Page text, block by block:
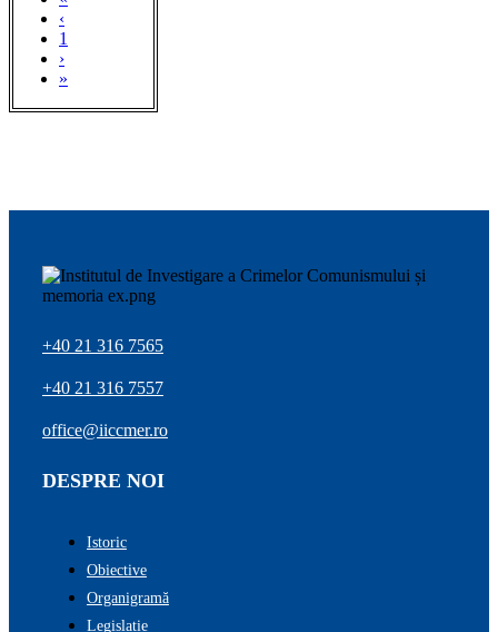
‹
1
›
»
+40 21 316 7565
+40 21 316 7557
office@iiccmer.ro
DESPRE NOI
Istoric
Obiective
Organigramă
Legislație